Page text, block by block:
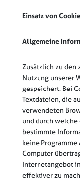
Einsatz von
Allgemeine
Zusätzlich zu den
Nutzung unserer
gespeichert. Bei
Textdateien, die
verwendeten
und durch welche
bestimmte
keine Programme
Computer
Internetangebot
effektiver zu